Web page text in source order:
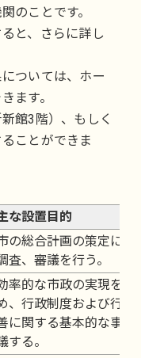
のことです。
と、さらに詳し
ついては、ホー
ます。
館3階）、もしく
ことができま
な設置目的
の総合計画の策定に関
査、審議を行う。
率的な市政の実現を推
、行政制度および行政
に関する基本的な事項
する。